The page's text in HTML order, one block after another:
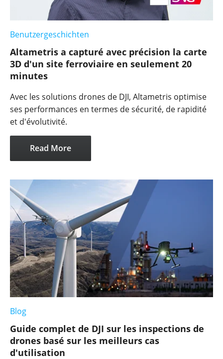
Benutzergeschichten
Altametris a capturé avec précision la carte
3D d'un site ferroviaire en seulement 20
minutes
Avec les solutions drones de DJI, Altametris optimise
ses performances en termes de sécurité, de rapidité
et d'évolutivité.
Read More
Blog
Guide complet de DJI sur les inspections de
drones basé sur les meilleurs cas
d'utilisation